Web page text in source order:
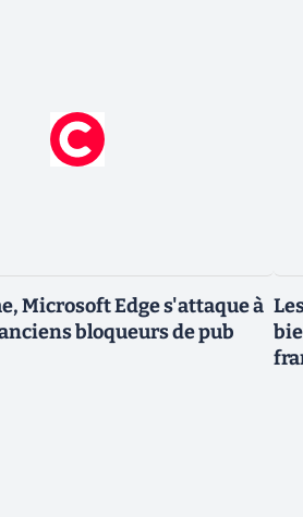
Microsoft Edge s'attaque à
bloqueurs de pub